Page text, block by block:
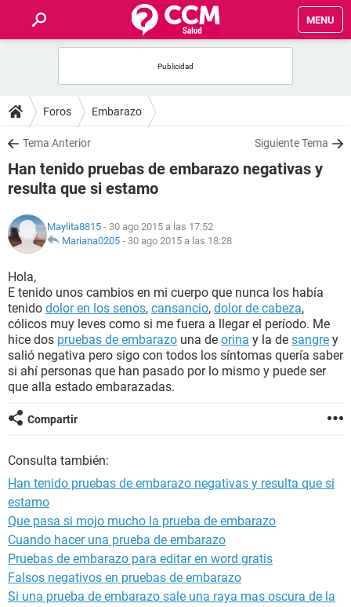
MENU
FOROS
SALUD
FAMILIA
NUTRICIÓN
SEXUALIDAD
GLOSARIO
Foros Embarazo
Tema Anterior Siguiente Tema
Han tenido pruebas de embarazo negativas y
resulta que si estamo
Maylita8815 - 30 ago 2015 a las 17:52
Mariana0205 - 30 ago 2015 a las 18:28
Hola,
E tenido unos cambios en mi cuerpo que nunca los había
tenido dolor en los senos, cansancio, dolor de cabeza,
cólicos muy leves como si me fuera a llegar el período. Me
hice dos pruebas de embarazo una de orina y la de sangre y
salió negativa pero sigo con todos los síntomas quería saber
si ahí personas que han pasado por lo mismo y puede ser
que alla estado embarazadas.
Compartir
Consulta también:
Han tenido pruebas de embarazo negativas y resulta que si
estamo
Que pasa si mojo mucho la prueba de embarazo
Cuando hacer una prueba de embarazo
Pruebas de embarazo para editar en word gratis
Falsos negativos en pruebas de embarazo
Si una prueba de embarazo sale una raya mas oscura de la